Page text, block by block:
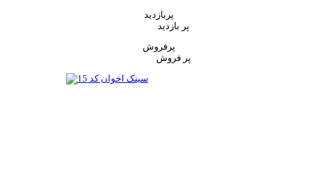
پربازدید
پر بازدید
پرفروش